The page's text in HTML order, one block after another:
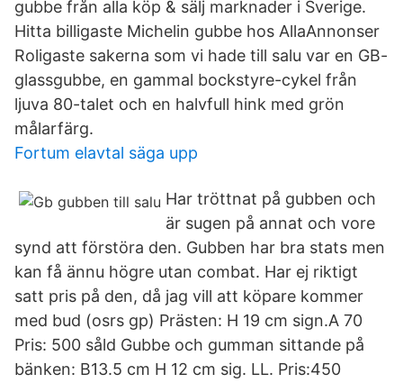
gubbe från alla köp & sälj marknader i Sverige.
Hitta billigaste Michelin gubbe hos AllaAnnonser
Roligaste sakerna som vi hade till salu var en GB-
glassgubbe, en gammal bockstyre-cykel från
ljuva 80-talet och en halvfull hink med grön
målarfärg.
Fortum elavtal säga upp
Har tröttnat på gubben och
är sugen på annat och vore
synd att förstöra den. Gubben har bra stats men
kan få ännu högre utan combat. Har ej riktigt
satt pris på den, då jag vill att köpare kommer
med bud (osrs gp) Prästen: H 19 cm sign.A 70
Pris: 500 såld Gubbe och gumman sittande på
bänken: B13.5 cm H 12 cm sig. LL. Pris:450